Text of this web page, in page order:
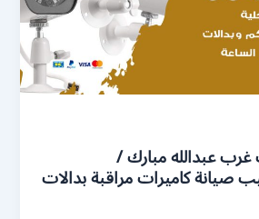
عبدالله مبارك /
/ تركيب صيانة كاميرات مراقبة بدالات